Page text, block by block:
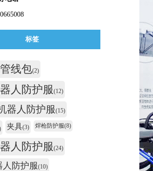
标签
线包(2)
人防护服(12)
器人防护服(15)
夹具(3) 焊枪防护服(8)
人防护服(24)
人防护服(10)